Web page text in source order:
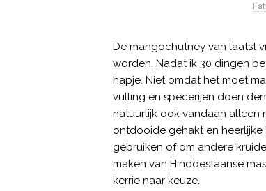
De mangochutney van laatst
worden. Nadat ik 30 dingen
hapje. Niet omdat het moet
vulling en specerijen doen
natuurlijk ook vandaan alleen
ontdooide gehakt en heerlijke
gebruiken of om andere
maken van Hindoestaanse
kerrie naar keuze.